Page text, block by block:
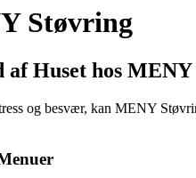
Støvring
Huset hos
og besvær, kan MENY